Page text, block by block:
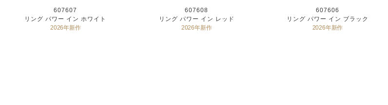
607607
リング パワー イン ホワイト
2026年新作
607608
リング パワー イン レッド
2026年新作
607606
リング パワー イン ブラック
2026年新作